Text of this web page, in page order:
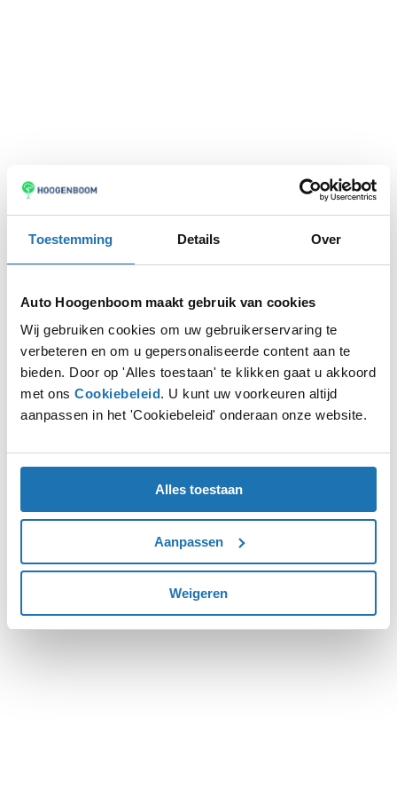
Toestemming Details Over
Auto Hoogenboom maakt gebruik van cookies
Wij gebruiken cookies om uw gebruikerservaring te
verbeteren en om u gepersonaliseerde content aan te
bieden. Door op 'Alles toestaan' te klikken gaat u akkoord
met ons Cookiebeleid. U kunt uw voorkeuren altijd
aanpassen in het 'Cookiebeleid' onderaan onze website.
Alles toestaan
Aanpassen
Weigeren
Application error: aclient-side exception has occurred while
loadingwww.autohoogenboom.nl (see the browser console
more information).